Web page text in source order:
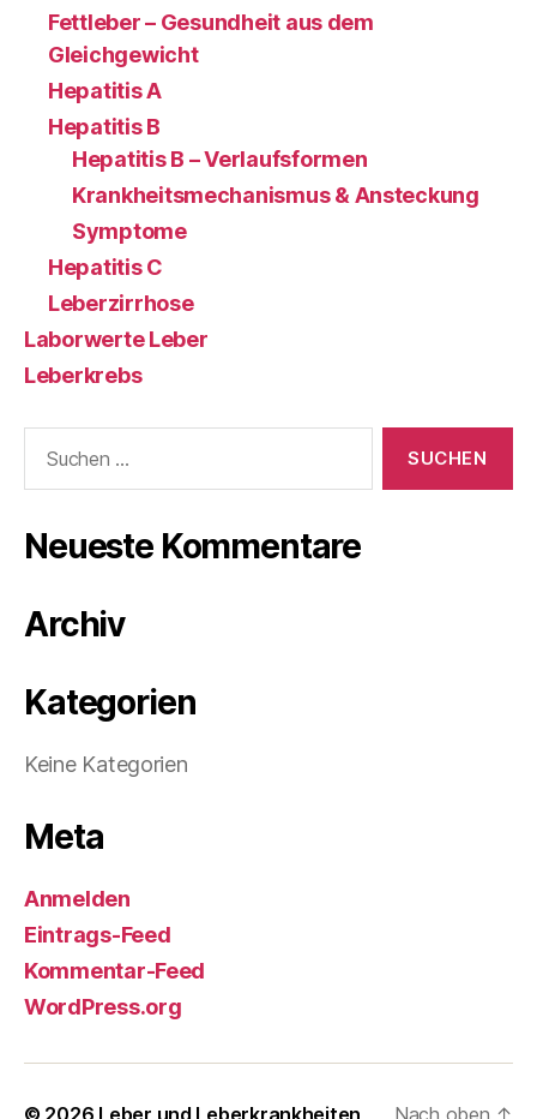
Fettleber – Gesundheit aus dem
Gleichgewicht
Hepatitis A
Hepatitis B
Hepatitis B – Verlaufsformen
Krankheitsmechanismus & Ansteckung
Symptome
Hepatitis C
Leberzirrhose
Laborwerte Leber
Leberkrebs
nach:
Neueste Kommentare
Archiv
Kategorien
Keine Kategorien
Meta
Anmelden
Eintrags-Feed
Kommentar-Feed
WordPress.org
© 2026 Leber und Leberkrankheiten Nach oben ↑